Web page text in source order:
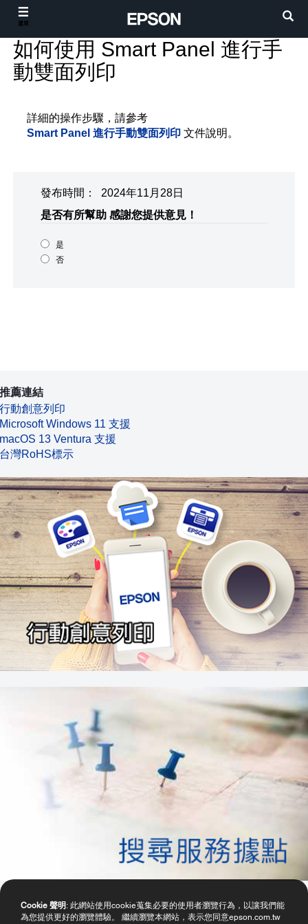
如何使用 Smart Panel 進行手
動雙面列印
詳細的操作步驟，請參考
Smart Panel 進行手動雙面列印 文件說明。
發布時間： 2024年11月28日
是否有所幫助 感謝您提供意見！
是
否
推薦連結
行動創意列印
Microsoft Windows 11 支援
macOS 13 Ventura 支援
台灣RoHS標示
Cookie 聲明 : 此網站使用cookie蒐集必要的使用者瀏覽行為，以讓我們能
為您提供更好的瀏覽體驗。 繼續瀏覽本網站，表示您同意epson.com.tw